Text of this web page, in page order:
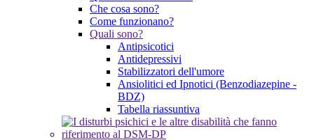
Che cosa sono?
Come funzionano?
Quali sono?
Antipsicotici
Antidepressivi
Stabilizzatori dell'umore
Ansiolitici ed Ipnotici (Benzodiazepine -
BDZ)
Tabella riassuntiva